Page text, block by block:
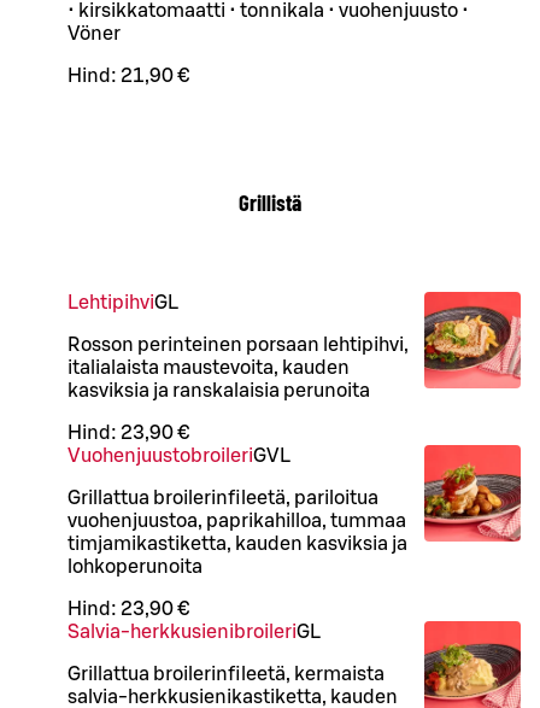
• kirsikkatomaatti • tonnikala • vuohenjuusto •
Vöner
Hind: 21,90 €
Grillistä
LehtipihviGL
Rosson perinteinen porsaan lehtipihvi,
italialaista maustevoita, kauden
kasviksia ja ranskalaisia perunoita
Hind: 23,90 €
VuohenjuustobroileriGVL
Grillattua broilerinfileetä, pariloitua
vuohenjuustoa, paprikahilloa, tummaa
timjamikastiketta, kauden kasviksia ja
lohkoperunoita
Hind: 23,90 €
Salvia-herkkusienibroileriGL
Grillattua broilerinfileetä, kermaista
salvia-herkkusienikastiketta, kauden